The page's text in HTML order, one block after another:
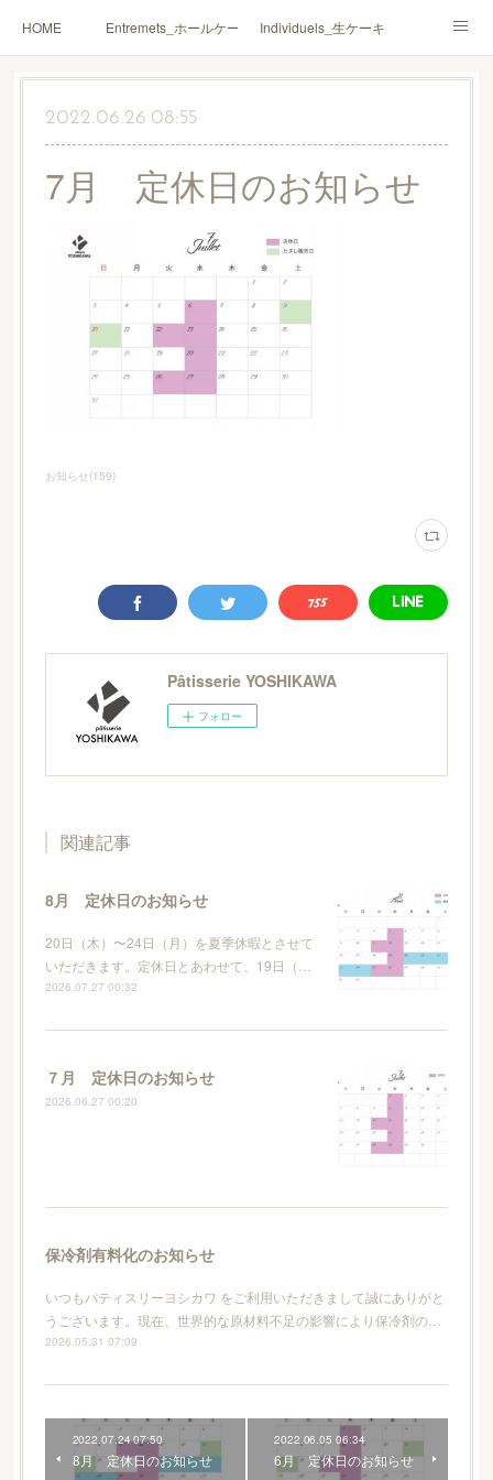
HOME Entremets_ホールケーキ Individuels_生ケーキ
Gâteaux secs_焼菓子 Coffrets Cadeaux_詰合せ
2022.06.26 08:55
7月 定休日のお知らせ
お知らせ(159)
Pâtisserie YOSHIKAWA
フォロー
関連記事
8月 定休日のお知らせ
20日（木）〜24日（月）を夏季休暇とさせて
いただきます。定休日とあわせて、19日（…
2026.07.27 00:32
７月 定休日のお知らせ
2026.06.27 00:20
保冷剤有料化のお知らせ
いつもパティスリーヨシカワ をご利用いただきまして誠にありがと
うございます。現在、世界的な原材料不足の影響により保冷剤の…
2026.05.31 07:09
2022.07.24 07:50
8月 定休日のお知らせ
2022.06.05 06:34
6月 定休日のお知らせ